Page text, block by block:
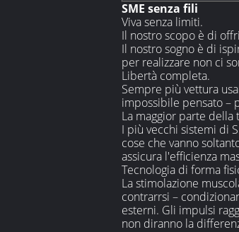
SME senza fili
Viva senza limiti.
Il nostro scopo è di
Il nostro sogno è di
per realizzare non ci
Libertà completa.
Sempre più vettura
impossibile pensato –
La maggior parte della
I più vecchi sistemi di
cose che vanno
assicura l'efficienza
Tecnologia di forma
La stimolazione
contrarrsi –
esterni. Gli impulsi
non diranno la